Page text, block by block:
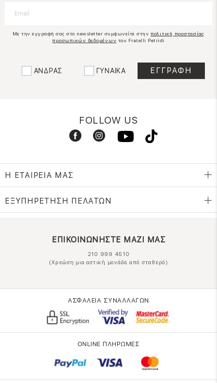
Με την εγγραφή σας στο newsletter συμφωνείτε στην πολιτική προστασίας
προσωπικών δεδομένων του Fratelli Petridi
ΑΝΔΡΑΣ ΓΥΝΑΙΚΑ
FOLLOW US
Η ΕΤΑΙΡΕΙΑ ΜΑΣ
ΕΞΥΠΗΡΕΤΗΣΗ ΠΕΛΑΤΩΝ
ΕΠΙΚΟΙΝΩΝΗΣΤΕ ΜΑΖΙ ΜΑΣ
210 999 4510
(Χρεώση μια αστική μονάδα από σταθερό)
ΑΣΦΑΛΕΙΑ ΣΥΝΑΛΛΑΓΩΝ
ONLINE ΠΛΗΡΩΜΕΣ